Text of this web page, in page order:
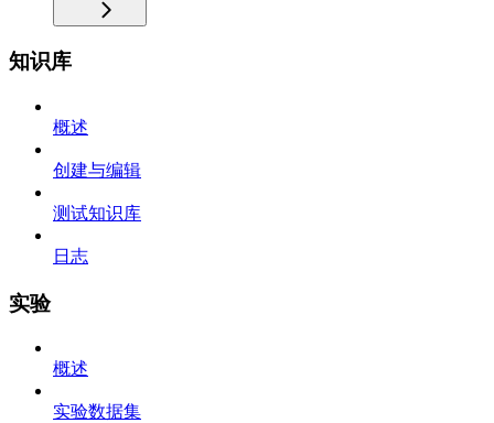
知识库
概述
创建与编辑
测试知识库
日志
实验
概述
实验数据集